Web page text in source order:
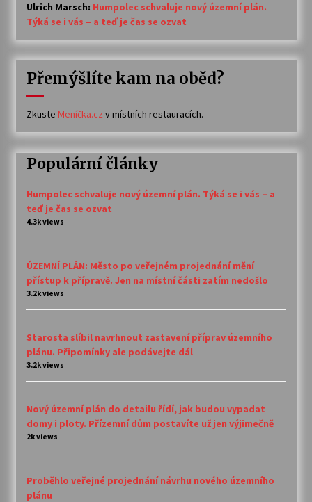
Ulrich Marsch: Humpolec schvaluje nový územní plán.
Týká se i vás – a teď je čas se ozvat
Přemýšlíte kam na oběd?
Zkuste Meníčka.cz v místních restauracích.
Populární články
Humpolec schvaluje nový územní plán. Týká se i vás – a
teď je čas se ozvat
4.3k views
ÚZEMNÍ PLÁN: Město po veřejném projednání mění
přístup k přípravě. Jen na místní části zatím nedošlo
3.2k views
Starosta slíbil navrhnout zastavení příprav územního
plánu. Připomínky ale podávejte dál
3.2k views
Nový územní plán do detailu řídí, jak budou vypadat
domy i ploty. Přízemní dům postavíte už jen výjimečně
2k views
Proběhlo veřejné projednání návrhu nového územního
plánu